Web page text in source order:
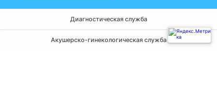
Диагностическая служба
Акушерско-гинекологическая служба